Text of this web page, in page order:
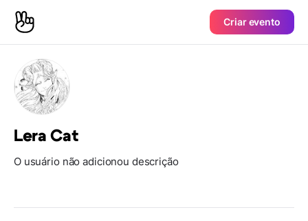
Criar evento
Lera Cat
O usuário não adicionou descrição